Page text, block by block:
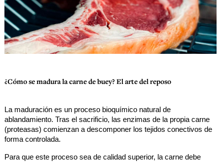
¿Cómo se madura la carne de buey? El arte del reposo
La maduración es un proceso bioquímico natural de
ablandamiento. Tras el sacrificio, las enzimas de la propia carne
(proteasas) comienzan a descomponer los tejidos conectivos de
forma controlada.
Para que este proceso sea de calidad superior, la carne debe